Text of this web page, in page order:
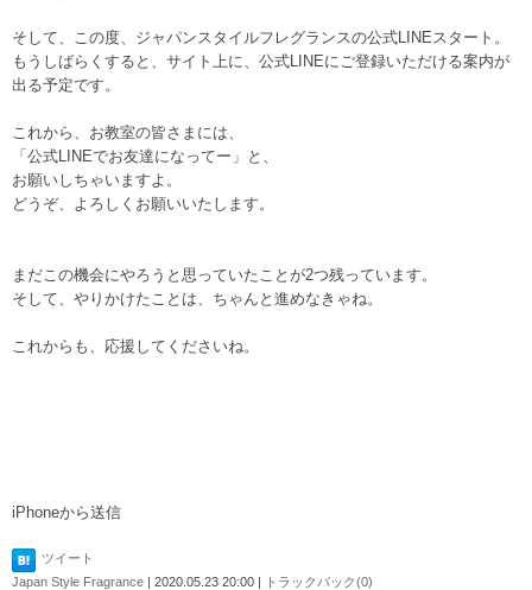
そして、この度、ジャパンスタイルフレグランスの公式LINEスタート。
もうしばらくすると、サイト上に、公式LINEにご登録いただける案内が
出る予定です。
これから、お教室の皆さまには、
「公式LINEでお友達になってー」と、
お願いしちゃいますよ。
どうぞ、よろしくお願いいたします。
まだこの機会にやろうと思っていたことが2つ残っています。
そして、やりかけたことは、ちゃんと進めなきゃね。
これからも、応援してくださいね。
iPhoneから送信
ツイート
Japan Style Fragrance | 2020.05.23 20:00 | トラックバック(0)